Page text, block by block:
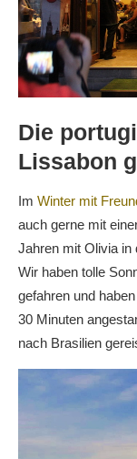
Die
Lissabon
Im Winter mit
auch gerne mit
Jahren mit Olivia in
Wir haben tolle
gefahren und
30 Minuten
nach Brasilien